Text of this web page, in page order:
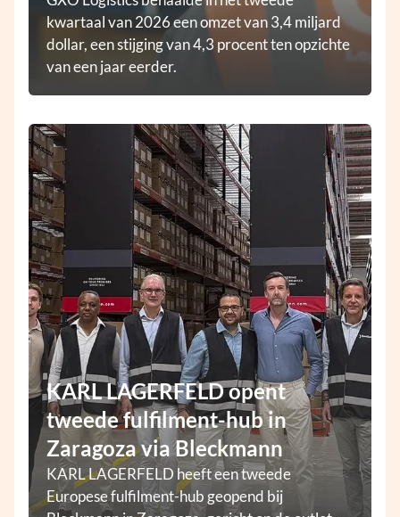
kwartaal van 2026 een omzet van 3,4 miljard
dollar, een stijging van 4,3 procent ten opzichte
van een jaar eerder.
KARL LAGERFELD opent
tweede fulfilment-hub in
Zaragoza via Bleckmann
KARL LAGERFELD heeft een tweede
Europese fulfilment-hub geopend bij